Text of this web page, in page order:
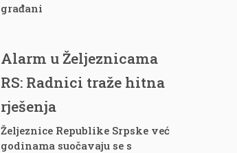
građani
Alarm u Željeznicama
RS: Radnici traže hitna
rješenja
Željeznice Republike Srpske već
godinama suočavaju se s